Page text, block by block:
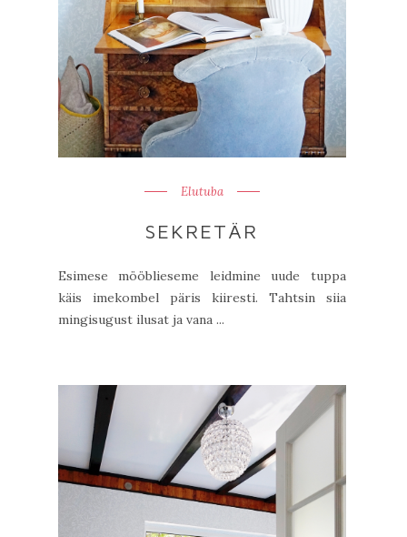
Elutuba
SEKRETÄR
Esimese mööblieseme leidmine uude tuppa
käis imekombel päris kiiresti. Tahtsin siia
mingisugust ilusat ja vana ...